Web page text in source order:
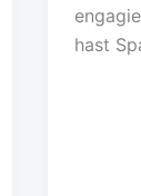
hast